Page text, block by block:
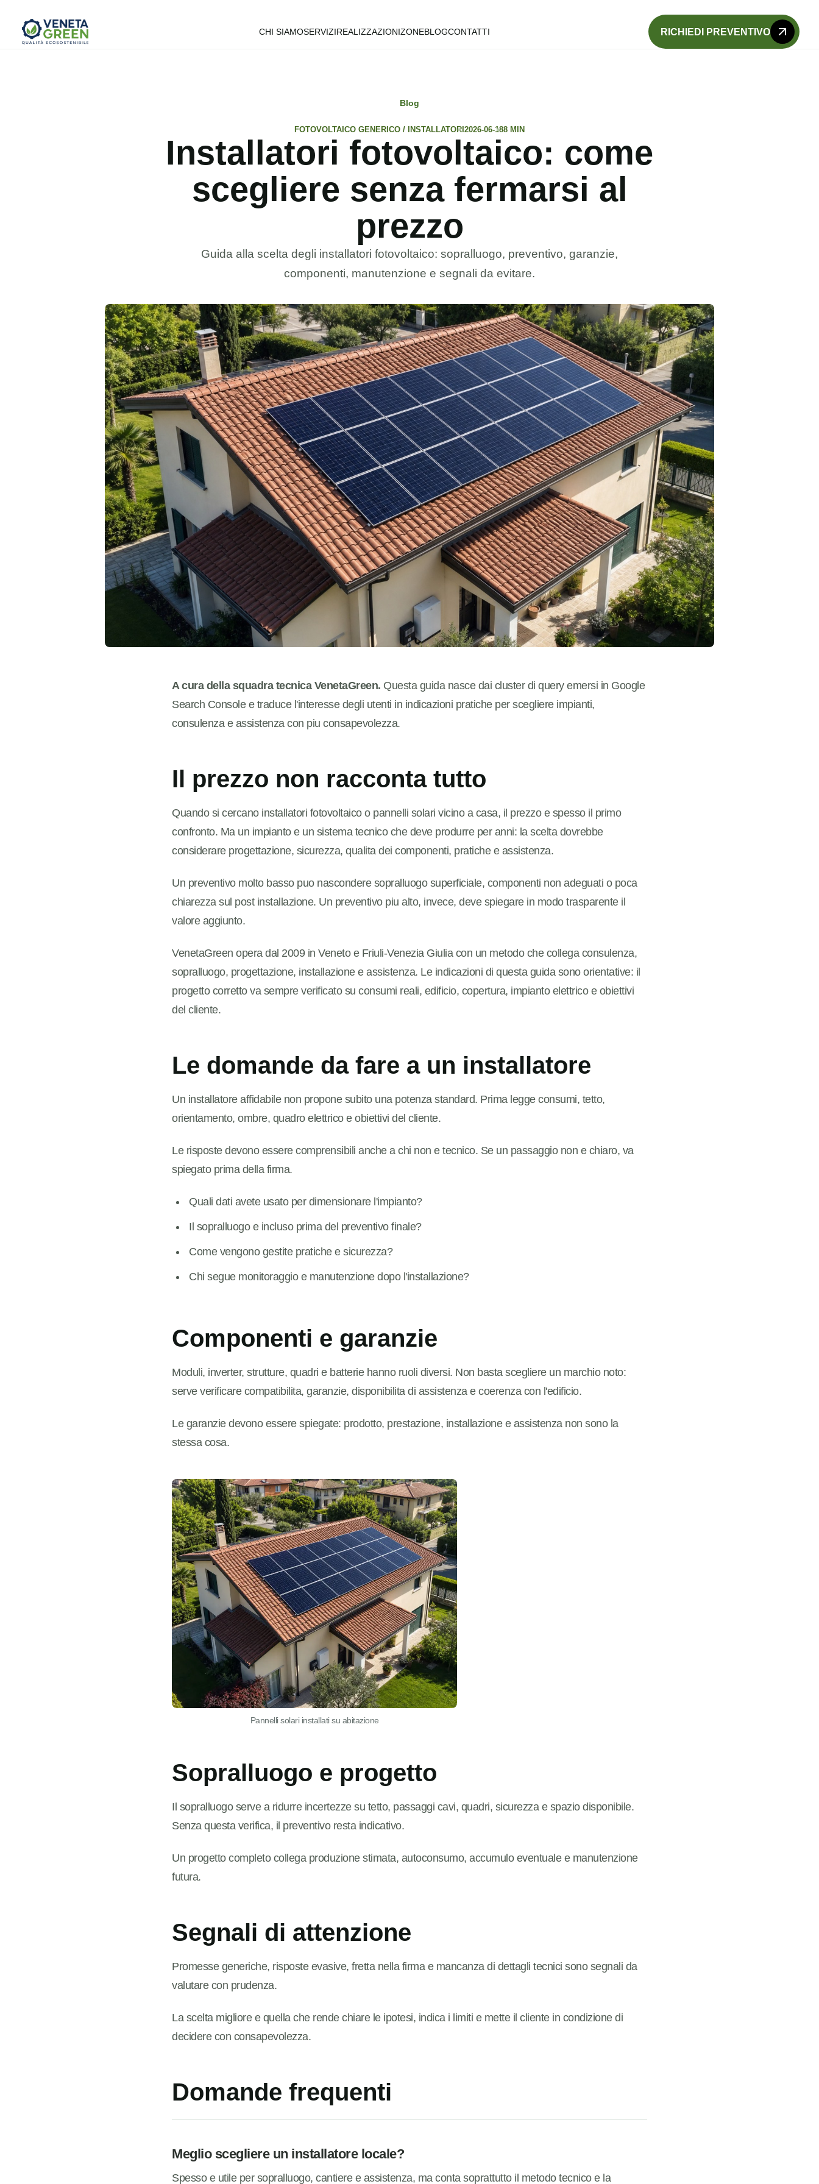
CHI SIAMOSERVIZIREALIZZAZIONIZONEBLOGCONTATTI RICHIEDI PREVENTIVO
Blog
FOTOVOLTAICO GENERICO / INSTALLATORI 2026-06-188 MIN
Installatori fotovoltaico: come
scegliere senza fermarsi al
prezzo
Guida alla scelta degli installatori fotovoltaico: sopralluogo, preventivo, garanzie,
componenti, manutenzione e segnali da evitare.
A cura della squadra tecnica VenetaGreen. Questa guida nasce dai cluster di query emersi in Google
Search Console e traduce l'interesse degli utenti in indicazioni pratiche per scegliere impianti,
consulenza e assistenza con piu consapevolezza.
Il prezzo non racconta tutto
Quando si cercano installatori fotovoltaico o pannelli solari vicino a casa, il prezzo e spesso il primo
confronto. Ma un impianto e un sistema tecnico che deve produrre per anni: la scelta dovrebbe
considerare progettazione, sicurezza, qualita dei componenti, pratiche e assistenza.
Un preventivo molto basso puo nascondere sopralluogo superficiale, componenti non adeguati o poca
chiarezza sul post installazione. Un preventivo piu alto, invece, deve spiegare in modo trasparente il
valore aggiunto.
VenetaGreen opera dal 2009 in Veneto e Friuli-Venezia Giulia con un metodo che collega consulenza,
sopralluogo, progettazione, installazione e assistenza. Le indicazioni di questa guida sono orientative: il
progetto corretto va sempre verificato su consumi reali, edificio, copertura, impianto elettrico e obiettivi
del cliente.
Le domande da fare a un installatore
Un installatore affidabile non propone subito una potenza standard. Prima legge consumi, tetto,
orientamento, ombre, quadro elettrico e obiettivi del cliente.
Le risposte devono essere comprensibili anche a chi non e tecnico. Se un passaggio non e chiaro, va
spiegato prima della firma.
Quali dati avete usato per dimensionare l'impianto?
Il sopralluogo e incluso prima del preventivo finale?
Come vengono gestite pratiche e sicurezza?
Chi segue monitoraggio e manutenzione dopo l'installazione?
Componenti e garanzie
Moduli, inverter, strutture, quadri e batterie hanno ruoli diversi. Non basta scegliere un marchio noto:
serve verificare compatibilita, garanzie, disponibilita di assistenza e coerenza con l'edificio.
Le garanzie devono essere spiegate: prodotto, prestazione, installazione e assistenza non sono la
stessa cosa.
Pannelli solari installati su abitazione
Sopralluogo e progetto
Il sopralluogo serve a ridurre incertezze su tetto, passaggi cavi, quadri, sicurezza e spazio disponibile.
Senza questa verifica, il preventivo resta indicativo.
Un progetto completo collega produzione stimata, autoconsumo, accumulo eventuale e manutenzione
futura.
Segnali di attenzione
Promesse generiche, risposte evasive, fretta nella firma e mancanza di dettagli tecnici sono segnali da
valutare con prudenza.
La scelta migliore e quella che rende chiare le ipotesi, indica i limiti e mette il cliente in condizione di
decidere con consapevolezza.
Domande frequenti
Meglio scegliere un installatore locale?
Spesso e utile per sopralluogo, cantiere e assistenza, ma conta soprattutto il metodo tecnico e la